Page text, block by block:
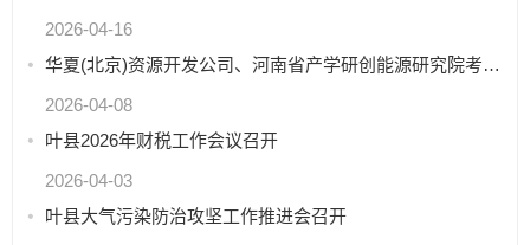
2026-04-16
华夏(北京)资源开发公司、河南省产学研创能源研究院考察团莅叶考察
2026-04-08
叶县2026年财税工作会议召开
2026-04-03
叶县大气污染防治攻坚工作推进会召开